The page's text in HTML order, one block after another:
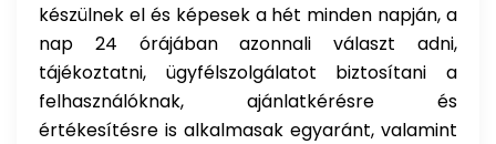
készülnek el és képesek a hét minden napján, a
nap 24 órájában azonnali választ adni,
tájékoztatni, ügyfélszolgálatot biztosítani a
felhasználóknak, ajánlatkérésre és
értékesítésre is alkalmasak egyaránt, valamint